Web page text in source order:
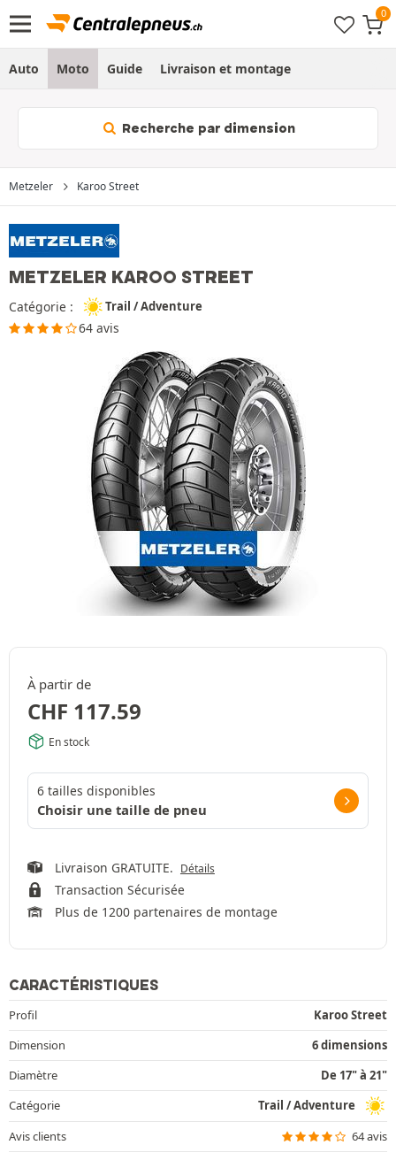
Auto Moto Guide Livraison et montage
Recherche par dimension
Metzeler Karoo Street
METZELER KAROO STREET
Catégorie : Trail / Adventure
64 avis
À partir de
CHF 117.59
En stock
6 tailles disponibles
Choisir une taille de pneu
Livraison GRATUITE. Détails
Transaction Sécurisée
Plus de 1200 partenaires de montage
CARACTÉRISTIQUES
Profil
Karoo Street
Dimension
6 dimensions
Diamètre
De 17" à 21"
Catégorie
Trail / Adventure
Avis clients
64 avis